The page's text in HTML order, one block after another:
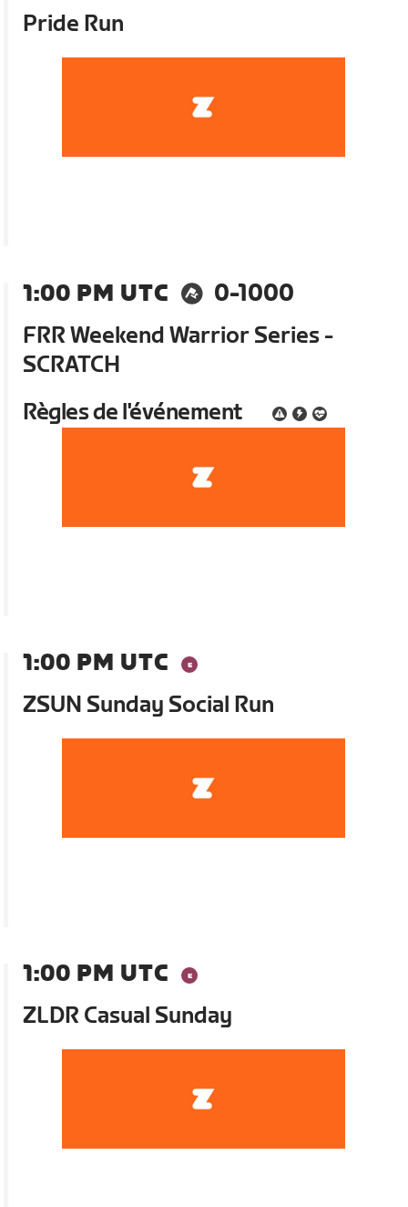
Pride Run
1:00 PM UTC
0-1000
FRR Weekend Warrior Series -
SCRATCH
Règles de l'événement
1:00 PM UTC
ZSUN Sunday Social Run
1:00 PM UTC
ZLDR Casual Sunday